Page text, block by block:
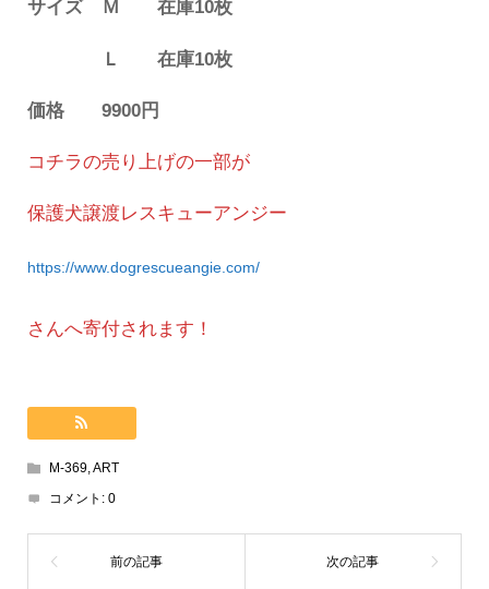
サイズ Ｍ 在庫10枚
Ｌ 在庫10枚
価格 9900円
コチラの売り上げの一部が
保護犬譲渡レスキューアンジー
https://www.dogrescueangie.com/
さんへ寄付されます！
M-369,ART
コメント: 0